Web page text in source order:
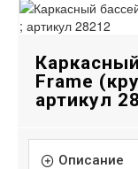
Frame
артикул
Описание